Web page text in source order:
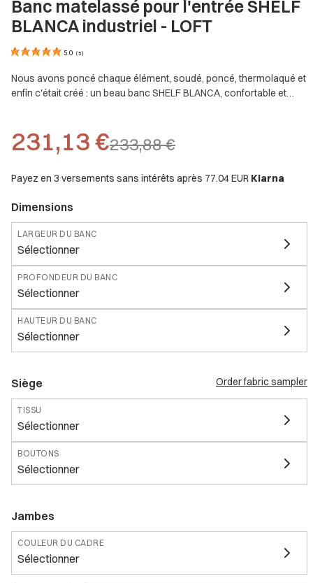
Banc matelassé pour l'entrée SHELF
BLANCA industriel - LOFT
5.0 (5)
Nous avons poncé chaque élément, soudé, poncé, thermolaqué et
enfin c'était créé : un beau banc SHELF BLANCA, confortable et
231,13 €233,88 €
Payez en 3 versements sans intérêts après 77.04 EUR Klarna
Dimensions
LARGEUR DU BANC
Sélectionner
PROFONDEUR DU BANC
Sélectionner
HAUTEUR DU BANC
Sélectionner
Siège Order fabric sampler
TISSU
Sélectionner
BOUTONS
Sélectionner
Jambes
COULEUR DU CADRE
Sélectionner